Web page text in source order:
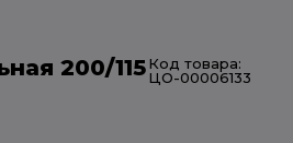
200/115Код товара:
ЦО-00006133